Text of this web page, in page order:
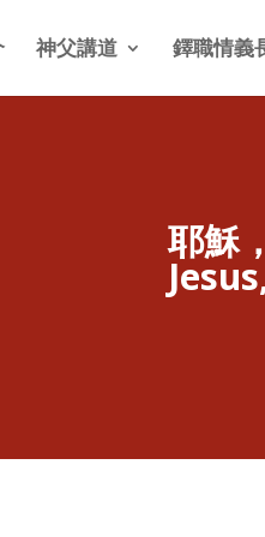
神父講道 鐸職情義
耶穌